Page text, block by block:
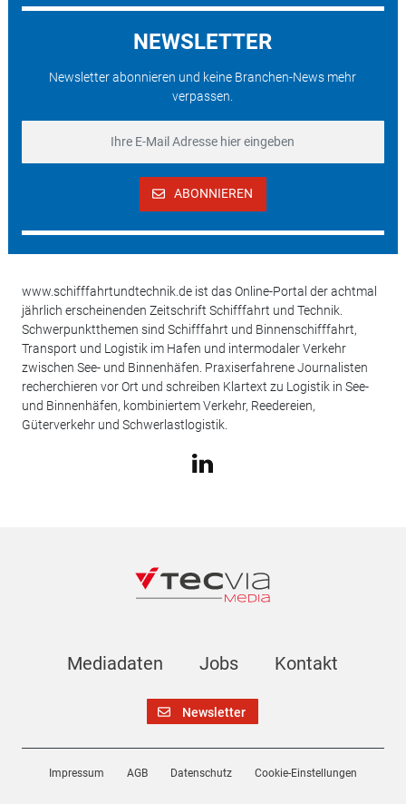
NEWSLETTER
Newsletter abonnieren und keine Branchen-News mehr
verpassen.
ABONNIEREN
www.schifffahrtundtechnik.de ist das Online-Portal der achtmal
jährlich erscheinenden Zeitschrift Schifffahrt und Technik.
Schwerpunktthemen sind Schifffahrt und Binnenschifffahrt,
Transport und Logistik im Hafen und intermodaler Verkehr
zwischen See- und Binnenhäfen. Praxiserfahrene Journalisten
recherchieren vor Ort und schreiben Klartext zu Logistik in See-
und Binnenhäfen, kombiniertem Verkehr, Reedereien,
Güterverkehr und Schwerlastlogistik.
Mediadaten Jobs Kontakt
Newsletter
Impressum AGB Datenschutz Cookie-Einstellungen